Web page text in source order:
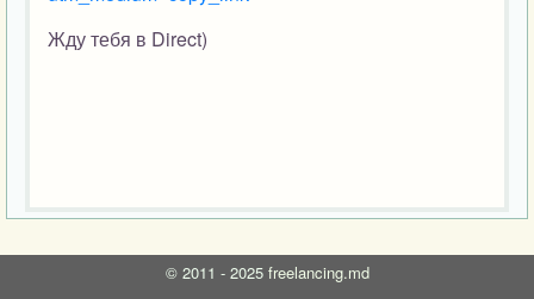
Жду тебя в Direct)
© 2011 - 2025 freelancing.md